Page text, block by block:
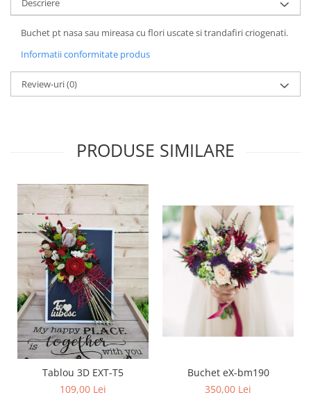
Buchet pt nasa sau mireasa cu flori uscate si trandafiri criogenati.
Informatii conformitate produs
Review-uri(0)
PRODUSE SIMILARE
Tablou 3D EXT-T5
109,00 Lei
Buchet eX-bm190
350,00 Lei